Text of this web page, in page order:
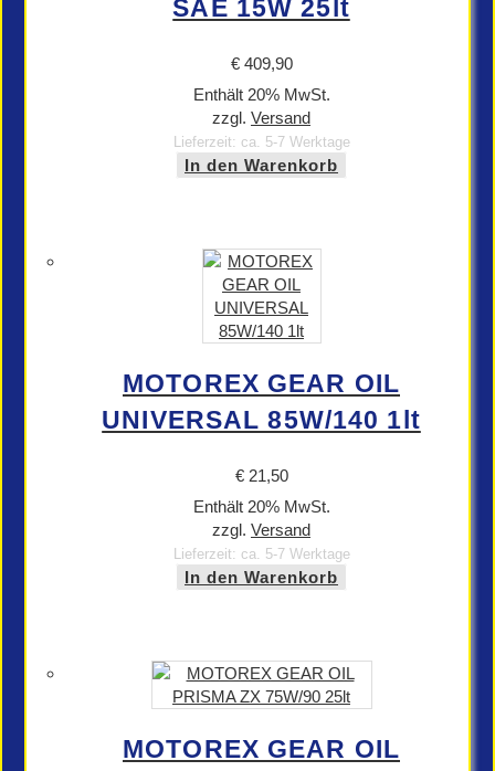
SAE 15W 25lt
€409,90
Enthält 20% MwSt.
zzgl. Versand
Lieferzeit: ca. 5-7 Werktage
In den Warenkorb
MOTOREX GEAR OIL
UNIVERSAL 85W/140 1lt
€21,50
Enthält 20% MwSt.
zzgl. Versand
Lieferzeit: ca. 5-7 Werktage
In den Warenkorb
MOTOREX GEAR OIL